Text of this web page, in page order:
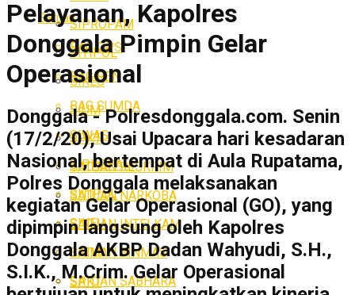
SIPROPAM
SITIPOL
SIKEU
SIUM
SPKT
SATUAN RESKRIM
SATUAN NARKOBA
SATUAN INTELKAM
SATUAN BINMAS
SATUAN SABHARA
Satuan
BAG OPS
BAG REN
BAG SUMDA
SIWAS
SIPROPAM
SITIPOL
SIKEU
SIUM
SPKT
Pelayanan, Kapolres
Donggala Pimpin Gelar
Operasional
Donggala - Polresdonggala.com. Senin
(17/2/20), Usai Upacara hari kesadaran
Nasional, bertempat di Aula Rupatama,
Polres Donggala melaksanakan
kegiatan Gelar Operasional (GO), yang
dipimpin langsung oleh Kapolres
Donggala AKBP Dadan Wahyudi, S.H.,
S.I.K., M.Crim. Gelar Operasional